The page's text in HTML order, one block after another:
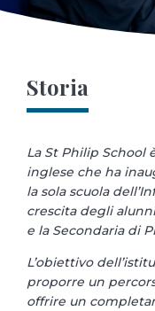
Storia
La St Philip School
inglese che ha
la sola scuola
crescita degli
e la Secondaria di
L’obiettivo
proporre un
offrire un